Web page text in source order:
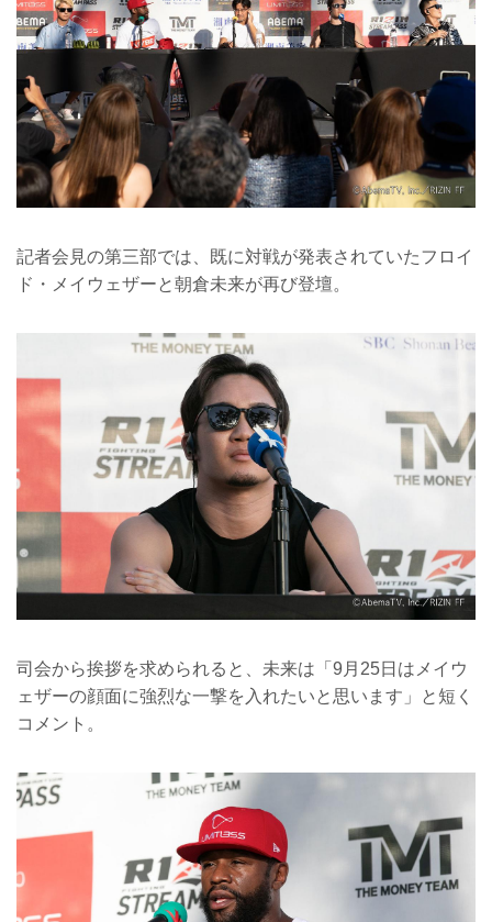
記者会見の第三部では、既に対戦が発表されていたフロイ
ド・メイウェザーと朝倉未来が再び登壇。
司会から挨拶を求められると、未来は「9月25日はメイウ
ェザーの顔面に強烈な一撃を入れたいと思います」と短く
コメント。